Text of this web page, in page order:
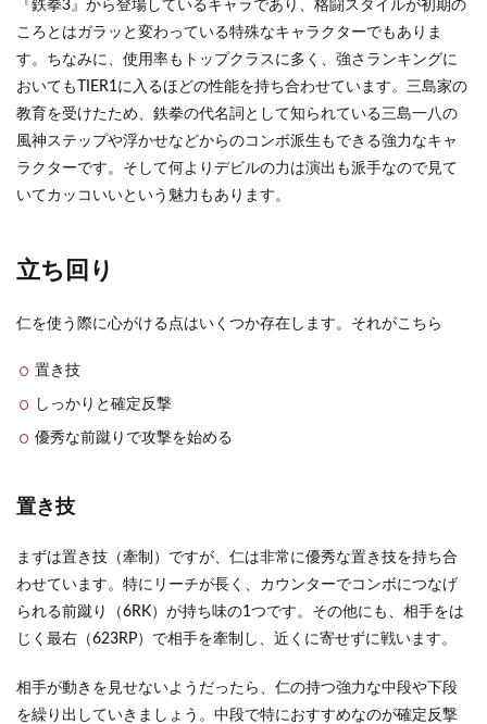
『鉄拳3』から登場しているキャラであり、格闘スタイルが初期の
ころとはガラッと変わっている特殊なキャラクターでもありま
す。ちなみに、使用率もトップクラスに多く、強さランキングに
おいてもTIER1に入るほどの性能を持ち合わせています。三島家の
教育を受けたため、鉄拳の代名詞として知られている三島一八の
風神ステップや浮かせなどからのコンボ派生もできる強力なキャ
ラクターです。そして何よりデビルの力は演出も派手なので見て
いてカッコいいという魅力もあります。
立ち回り
仁を使う際に心がける点はいくつか存在します。それがこちら
置き技
しっかりと確定反撃
優秀な前蹴りで攻撃を始める
置き技
まずは置き技（牽制）ですが、仁は非常に優秀な置き技を持ち合
わせています。特にリーチが長く、カウンターでコンボにつなげ
られる前蹴り（6RK）が持ち味の1つです。その他にも、相手をは
じく最右（623RP）で相手を牽制し、近くに寄せずに戦います。
相手が動きを見せないようだったら、仁の持つ強力な中段や下段
を繰り出していきましょう。中段で特におすすめなのが確定反撃